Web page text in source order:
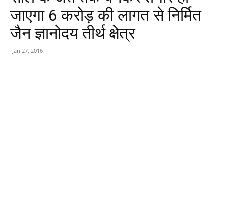
जाएगा 6 करोड़ की लागत से निर्मित
जैन ज्ञानोदय तीर्थ क्षेत्र
Jan 27, 2016